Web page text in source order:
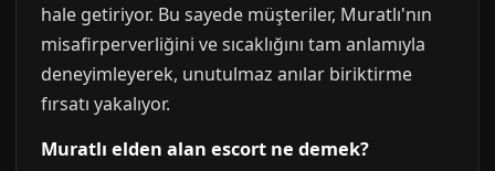
hale getiriyor. Bu sayede müşteriler, Muratlı'nın
misafirperverliğini ve sıcaklığını tam anlamıyla
deneyimleyerek, unutulmaz anılar biriktirme
fırsatı yakalıyor.
Muratlı elden alan escort ne demek?